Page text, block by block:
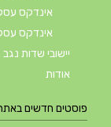
אינדקס
אינדקס
יישובי שדות נגב
אודות
פוסטים חדשים